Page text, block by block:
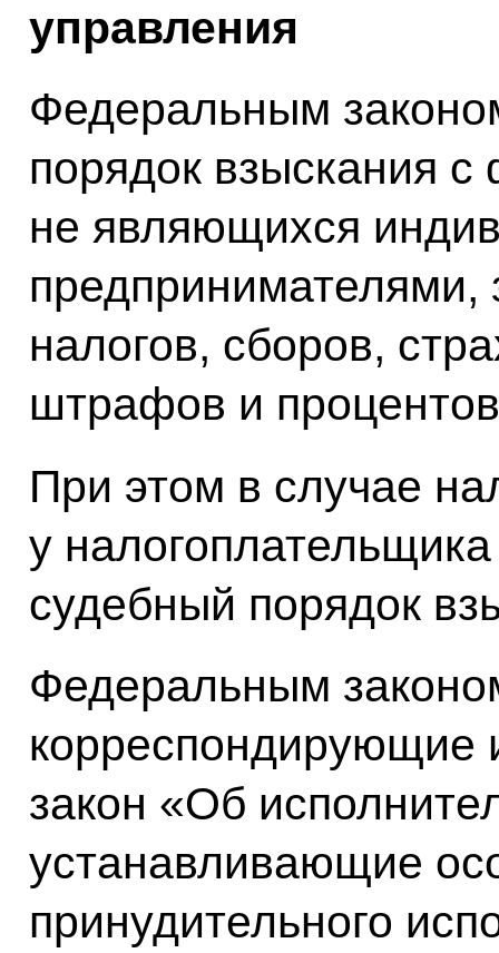
управления
Федеральным
порядок взыскания с
не являющихся
предпринимателями,
налогов, сборов,
штрафов и
При этом в случае
у
судебный порядок
Федеральным
корреспондирующие
закон «Об
устанавливающие
принудительного